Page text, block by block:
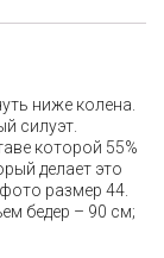
ниже колена.
силуэт.
которой 55%
делает это
размер 44.
бедер – 90 см;